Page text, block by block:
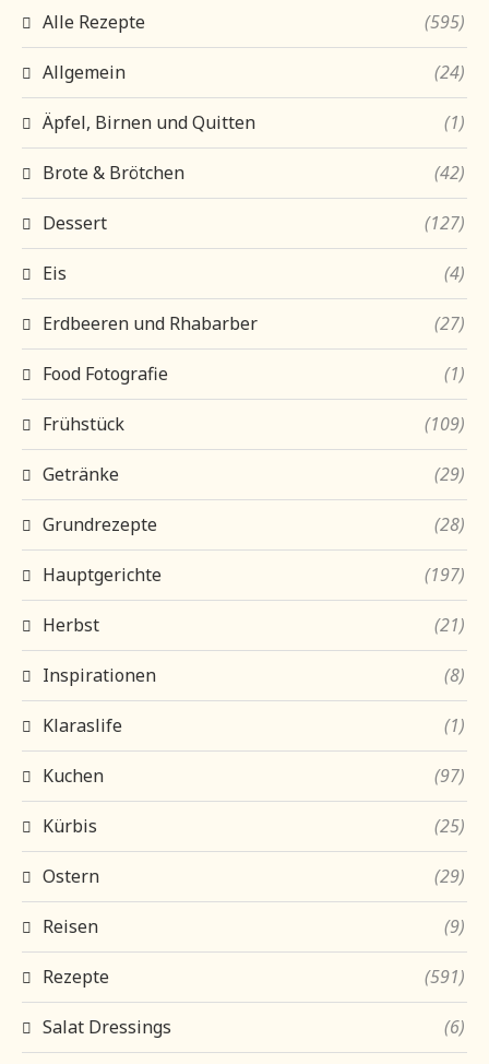
Alle Rezepte (595)
Allgemein (24)
Äpfel, Birnen und Quitten (1)
Brote & Brötchen (42)
Dessert (127)
Eis (4)
Erdbeeren und Rhabarber (27)
Food Fotografie (1)
Frühstück (109)
Getränke (29)
Grundrezepte (28)
Hauptgerichte (197)
Herbst (21)
Inspirationen (8)
Klaraslife (1)
Kuchen (97)
Kürbis (25)
Ostern (29)
Reisen (9)
Rezepte (591)
Salat Dressings (6)